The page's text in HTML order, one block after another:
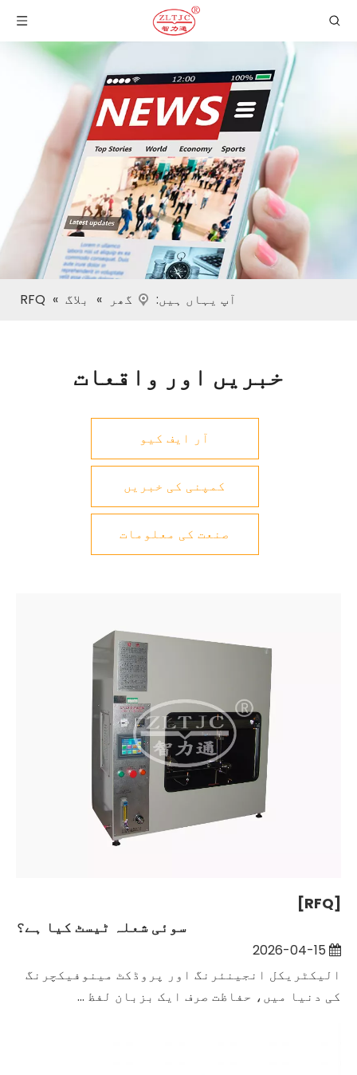
آپ یہاں ہیں: گھر » بلاگ »
RFQ
خبریں اور واقعات
آر ایف کیو
کمپنی کی خبریں
صنعت کی معلومات
[RFQ]
سوئی شعلہ ٹیسٹ کیا ہے؟
الیکٹریکل انجینئرنگ اور پروڈکٹ مینوفیکچرنگ
کی دنیا میں، حفاظت صرف ایک بزبان لفظ ...